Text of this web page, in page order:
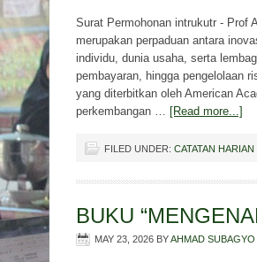
Surat Permohonan intrukutr - Prof
merupakan perpaduan antara
individu, dunia usaha, serta
pembayaran, hingga pengelolaan
yang diterbitkan oleh American
perkembangan … [Read more...]
FILED UNDER: CATATAN HARIAN
BUKU
MAY 23, 2026 BYAHMAD SUBAGYO